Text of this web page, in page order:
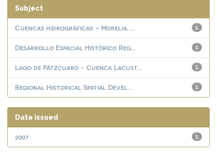
Subject
1
Cuencas hidrográficas – Morelia, ...
1
Desarrollo Espacial Histórico Reg...
1
Lago de Pátzcuaro - Cuenca Lacust...
1
Regional Historical Spatial Devel...
Date issued
1
2007